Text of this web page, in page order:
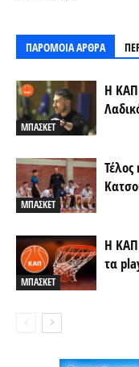
ΠΑΡΟΜΟΙΑ ΑΡΘΡΑ
ΜΠΑΣΚΕΤ
Η ΚΑΠ
ΜΠΑΣΚΕΤ
ΜΠΑΣΚΕΤ
Η ΚΑΠ
τα